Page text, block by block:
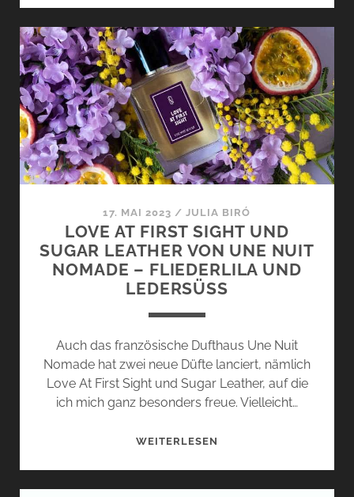
VERSATILE
–
RUNDUM
ANDERS
17. MAI 2023 /JULIA BIRÓ
LOVE AT FIRST SIGHT UND
SUGAR LEATHER VON UNE NUIT
NOMADE – FLIEDERLILA UND
LEDERSÜSS
Auch das französische Dufthaus Une Nuit
Nomade hat zwei neue Düfte lanciert, nämlich
Love At First Sight und Sugar Leather, auf die
ich mich ganz besonders freue. Vielleicht…
WEITERLESEN